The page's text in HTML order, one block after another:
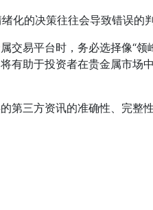
化的决策往往会导致错误的
易平台时，务必选择像“
有助于投资者在贵金属市场
三方资讯的准确性、完整